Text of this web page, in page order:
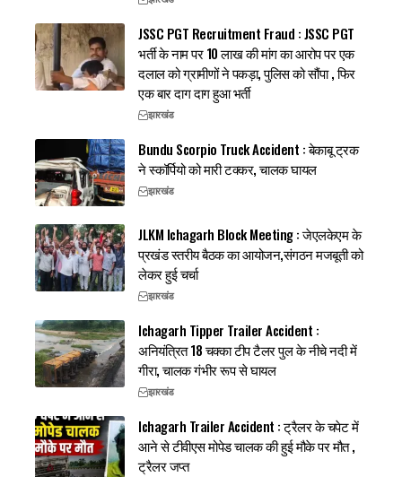
JSSC PGT Recruitment Fraud : JSSC PGT
भर्ती के नाम पर 10 लाख की मांग का आरोप पर एक
दलाल को ग्रामीणों ने पकड़ा, पुलिस को सौंपा , फिर
एक बार दाग दाग हुआ भर्ती
झारखंड
Bundu Scorpio Truck Accident : बेकाबू ट्रक
ने स्कॉर्पियो को मारी टक्कर, चालक घायल
झारखंड
JLKM Ichagarh Block Meeting : जेएलकेएम के
प्रखंड स्तरीय बैठक का आयोजन,संगठन मजबूती को
लेकर हुई चर्चा
झारखंड
Ichagarh Tipper Trailer Accident :
अनियंत्रित 18 चक्का टीप टैलर पुल के नीचे नदी में
गीरा, चालक गंभीर रूप से घायल
झारखंड
Ichagarh Trailer Accident : ट्रैलर के चपेट में
आने से टीवीएस मोपेड चालक की हुई मौके पर मौत ,
ट्रैलर जप्त